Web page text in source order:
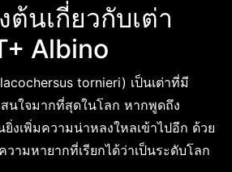
ต้นเกี่ยวกับเต่า
Albino
tornieri) เป็นเต่าที่มี
นใจมากที่สุดในโลก หากพูดถึง
งเพิ่มความน่าหลงใหลเข้าไปอีก ด้วย
ามหายากที่เรียกได้ว่าเป็นระดับโลก